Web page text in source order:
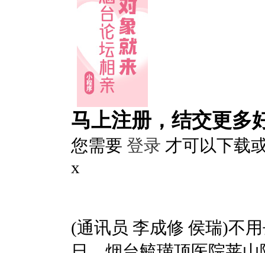
马上注册，结交更多
您需要 登录 才可以下载
x
(通讯员 李成修 侯瑞)不